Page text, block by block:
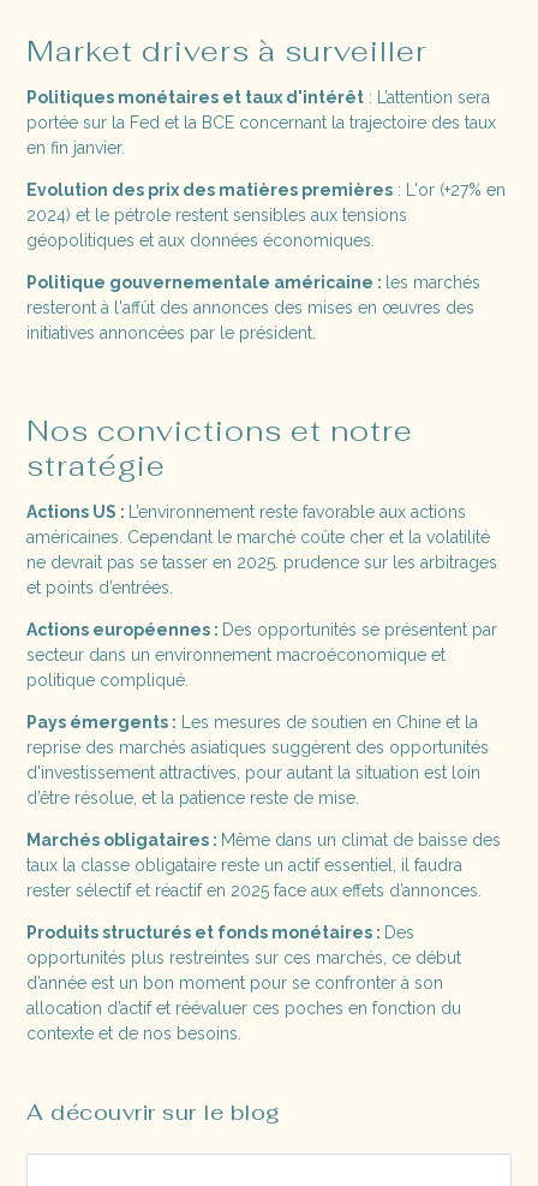
Market drivers à surveiller
Politiques monétaires et taux d'intérêt : L’attention sera
portée sur la Fed et la BCE concernant la trajectoire des taux​​
en fin janvier.
Evolution des prix des matières premières : L'or (+27% en
2024) et le pétrole restent sensibles aux tensions
géopolitiques et aux données économiques​.
Politique gouvernementale américaine : les marchés
resteront à l'affût des annonces des mises en œuvres des
initiatives annoncées par le président.
Nos convictions et notre
stratégie
Actions US : L’environnement reste favorable aux actions
américaines. Cependant le marché coûte cher et la volatilité
ne devrait pas se tasser en 2025. prudence sur les arbitrages
et points d’entrées.
Actions européennes : Des opportunités se présentent par
secteur dans un environnement macroéconomique et
politique compliqué.
Pays émergents : Les mesures de soutien en Chine et la
reprise des marchés asiatiques suggèrent des opportunités
d'investissement attractives, pour autant la situation est loin
d’être résolue, et la patience reste de mise.
Marchés obligataires : Même dans un climat de baisse des
taux la classe obligataire reste un actif essentiel, il faudra
rester sélectif et réactif en 2025 face aux effets d’annonces.
Produits structurés et fonds monétaires : Des
opportunités plus restreintes sur ces marchés, ce début
d’année est un bon moment pour se confronter à son
allocation d’actif et réévaluer ces poches en fonction du
contexte et de nos besoins.
A découvrir sur le blog